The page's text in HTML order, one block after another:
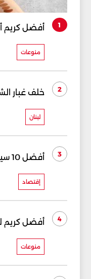
1 أفضل كريم
منوعات
2 خلف غبار
لبنان
3 أفضل 10 سيارات مناسبة للشباب
إقتصاد
4 أفضل كريم
منوعات